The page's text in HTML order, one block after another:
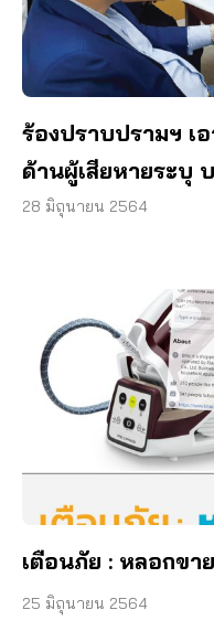
ร้องปราบปรามฯ เ
ด้านผู้เสียหายระบุ
บริโภคแก้ปัญหา
28 มิถุนายน 2564
เตือนภัย : หลอกขา
25 มิถุนายน 2564